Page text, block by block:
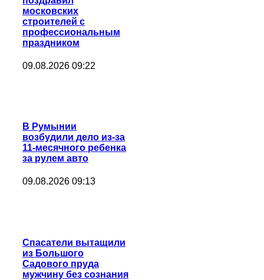
московских
строителей с
профессиональным
праздником
09.08.2026 09:22
В Румынии
возбудили дело из-за
11-месячного ребенка
за рулем авто
09.08.2026 09:13
Спасатели вытащили
из Большого
Садового пруда
мужчину без сознания